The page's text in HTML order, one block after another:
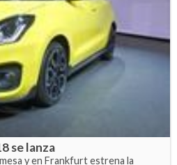
se lanza
y en Frankfurt estrena la